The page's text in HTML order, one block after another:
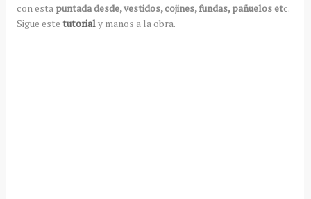
con esta puntada desde, vestidos, cojines, fundas, pañuelos etc.
Sigue este tutorial y manos a la obra.